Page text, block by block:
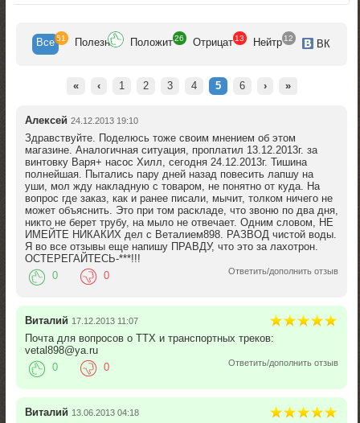
Все 51 Полезн Положит 26 Отрицат 13 Нейтр 12 ВК
« ‹ 1 2 3 4 5 6 › »
Алексей 24.12.2013 19:10
Здравствуйте. Поделюсь тоже своим мнением об этом
магазине. Аналогичная ситуация, проплатил 13.12.2013г. за
винтовку Варя+ насос Хилл, сегодня 24.12.2013г. Тишина
полнейшая. Пытались пару дней назад повесить лапшу на
уши, мол жду накладную с товаром, не понятно от куда. На
вопрос где заказ, как и ранее писали, мычит, толком ничего не
может объяснить. Это при том раскладе, что звоню по два дня,
никто не берет трубу, на мыло не отвечает. Одним словом, НЕ
ИМЕЙТЕ НИКАКИХ дел с Веталием898. РАЗВОД чистой воды.
Я во все отзывы еще напишу ПРАВДУ, что это за лахотрон.
ОСТЕРЕГАЙТЕСЬ-***!!!
Ответить/дополнить отзыв
0 0
Виталий 17.12.2013 11:07
Почта для вопросов о ТТХ и транспортных треков:
vetal898@ya.ru
Ответить/дополнить отзыв
0 0
Виталий 13.06.2013 04:18